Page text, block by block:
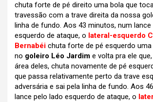
chuta forte de pé direito uma bola que
travessão com a trave direita da nossa
linha de fundo. Aos 43 minutos, num lance
esquerdo de ataque, o lateral-esquerdo
Bernabéi chuta forte de pé esquerdo uma
no goleiro Léo Jardim e volta pra ele
área deles, chuta novamente de pé
que passa relativamente perto da trave
adversária e sai pela linha de fundo. Aos
lance pelo lado esquerdo de ataque, o